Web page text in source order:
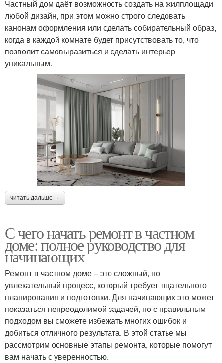
Частный дом даёт возможность создать на жилплощади
любой дизайн, при этом можно строго следовать
канонам оформления или сделать собирательный образ,
когда в каждой комнате будет присутствовать то, что
позволит самовыразиться и сделать интерьер
уникальным.
читать дальше →
С чего начать ремонт в частном
доме: полное руководство для
начинающих
Ремонт в частном доме – это сложный, но
увлекательный процесс, который требует тщательного
планирования и подготовки. Для начинающих это может
показаться непреодолимой задачей, но с правильным
подходом вы сможете избежать многих ошибок и
добиться отличного результата. В этой статье мы
рассмотрим основные этапы ремонта, которые помогут
вам начать с уверенностью.